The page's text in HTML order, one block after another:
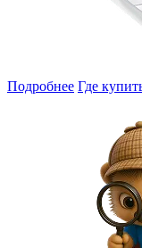
Подробнее Где